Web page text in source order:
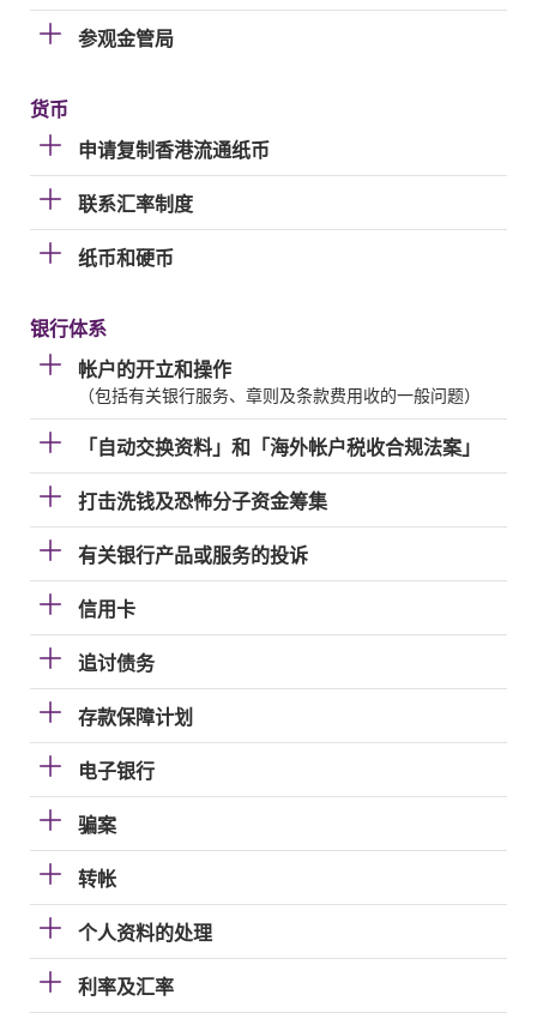
参观金管局
货币
申请复制香港流通纸币
联系汇率制度
纸币和硬币
银行体系
帐户的开立和操作
（包括有关银行服务、章则及条款费用收的一般问题）
「自动交换资料」和「海外帐户税收合规法案」
打击洗钱及恐怖分子资金筹集
有关银行产品或服务的投诉
信用卡
追讨债务
存款保障计划
电子银行
骗案
转帐
个人资料的处理
利率及汇率